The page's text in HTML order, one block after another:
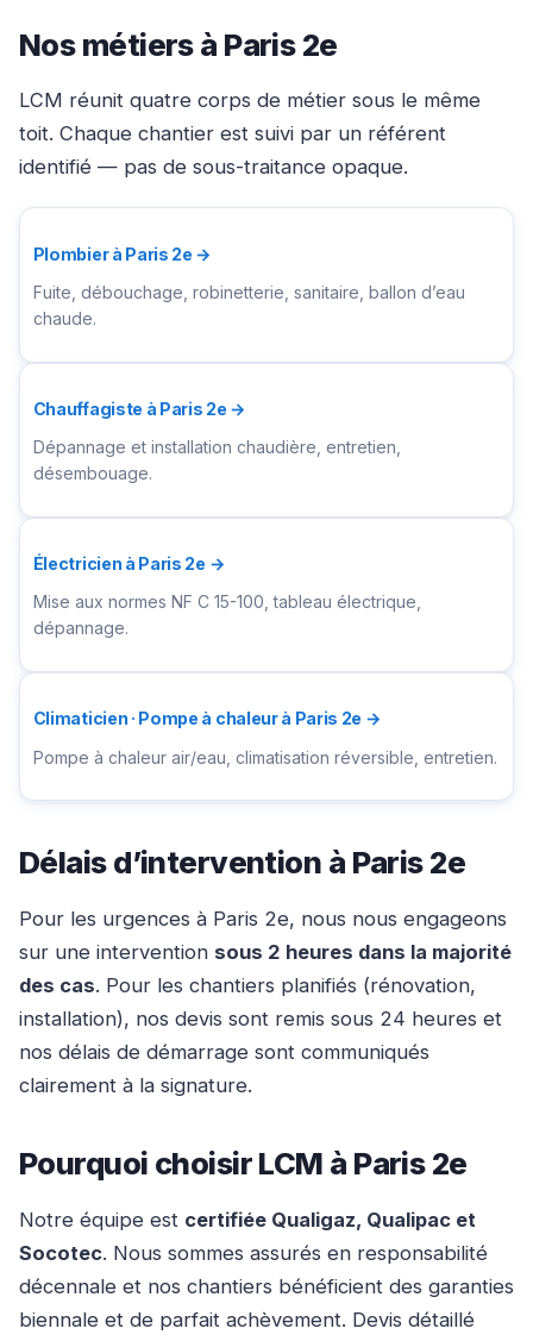
Nos métiers à Paris 2e
LCM réunit quatre corps de métier sous le même
toit. Chaque chantier est suivi par un référent
identifié — pas de sous-traitance opaque.
Plombier à Paris 2e →
Fuite, débouchage, robinetterie, sanitaire, ballon d’eau
chaude.
Chauffagiste à Paris 2e →
Dépannage et installation chaudière, entretien,
désembouage.
Électricien à Paris 2e →
Mise aux normes NF C 15-100, tableau électrique,
dépannage.
Climaticien · Pompe à chaleur à Paris 2e →
Pompe à chaleur air/eau, climatisation réversible, entretien.
Délais d’intervention à Paris 2e
Pour les urgences à Paris 2e, nous nous engageons
sur une intervention sous 2 heures dans la majorité
des cas. Pour les chantiers planifiés (rénovation,
installation), nos devis sont remis sous 24 heures et
nos délais de démarrage sont communiqués
clairement à la signature.
Pourquoi choisir LCM à Paris 2e
Notre équipe est certifiée Qualigaz, Qualipac et
Socotec. Nous sommes assurés en responsabilité
décennale et nos chantiers bénéficient des garanties
biennale et de parfait achèvement. Devis détaillé